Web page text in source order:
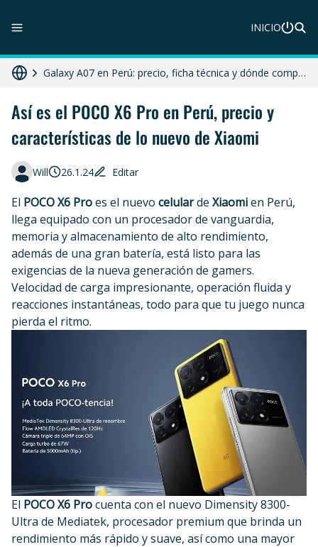
INICIO
Galaxy A07 en Perú: precio, ficha técnica y dónde comprar
Así es el POCO X6 Pro en Perú, precio y
características de lo nuevo de Xiaomi
Will 26.1.24 Editar
El POCO X6 Proes el nuevo celularde Xiaomien Perú,
llega equipado con un procesador de vanguardia,
memoria y almacenamiento de alto rendimiento,
además de una gran batería, está listo para las
exigencias de la nueva generación de gamers.
Velocidad de carga impresionante, operación fluida y
reacciones instantáneas, todo para que tu juego nunca
pierda el ritmo.
El POCO X6 Procuenta con el nuevo Dimensity 8300-
Ultra de Mediatek, procesador premium que brinda un
rendimiento más rápido y suave, así como una mayor